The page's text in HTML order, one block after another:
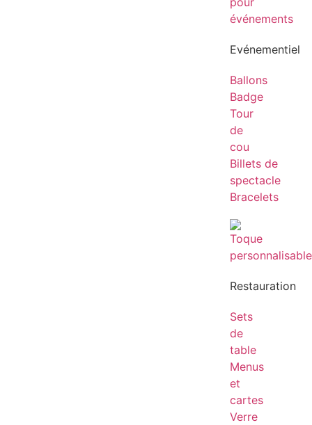
Evénementiel
Ballons
Badge
Tour
de
cou
Billets de
spectacle
Bracelets
Restauration
Sets
de
table
Menus
et
cartes
Verre